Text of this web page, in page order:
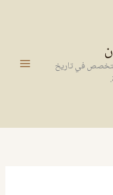
في تاريخ